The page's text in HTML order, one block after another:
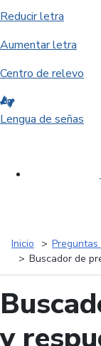
Reducir letra
Aumentar letra
Centro de relevo
Lengua de señas
Inicio
Preguntas
Buscador de
y